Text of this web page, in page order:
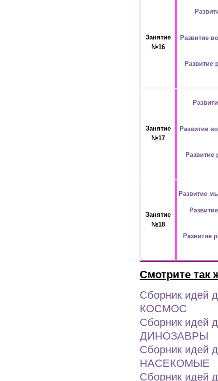
Занятие
№16
Развитие
Развитие
Занятие
№17
Развитие
Развитие
Занятие
№18
Развитие
Развитие
Смотрите так
Сборник идей
КОСМОС
Сборник идей
ДИНОЗАВРЫ
Сборник идей
НАСЕКОМЫЕ
Сборник идей